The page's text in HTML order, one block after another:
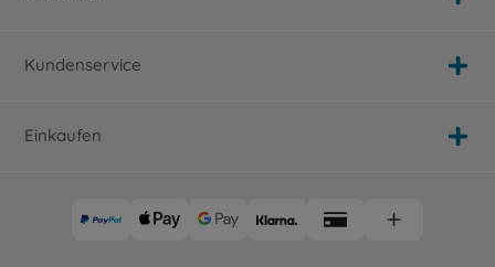
Kundenservice
Einkaufen